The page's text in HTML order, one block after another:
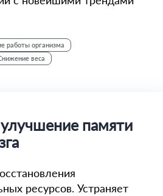
работы организма
веса
памяти
ресурсов. Устраняет